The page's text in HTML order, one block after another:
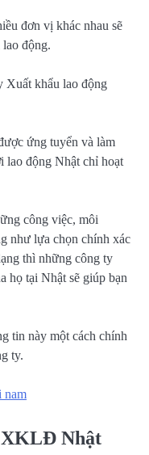
đơn vị khác nhau sẽ
động.
ứng tuyển và làm
lao động Nhật chỉ hoạt
công việc, môi
như lựa chọn chính xác
thì những công ty
họ tại Nhật sẽ giúp bạn
tin này một cách chính
ty.
nam
XKLĐ Nhật